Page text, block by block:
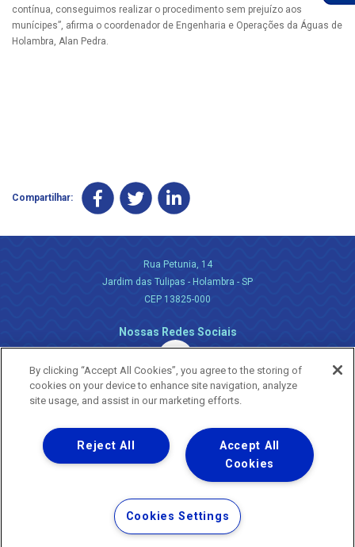
contínua, conseguimos realizar o procedimento sem prejuízo aos
munícipes”, afirma o coordenador de Engenharia e Operações da Águas de
Holambra, Alan Pedra.
Compartilhar:
Rua Petunia, 14
Jardim das Tulipas - Holambra - SP
CEP 13825-000
Nossas Redes Sociais
Uma empresa
Copyright ® 2026 - Todos os Direitos Reservados.
Nossa natureza movimenta a vida
Termos Gerais de Uso de Sites e Aplicativos
Política de Privacidade e Proteção de Dados
By clicking “Accept All Cookies”, you agree to the storing of
cookies on your device to enhance site navigation, analyze
site usage, and assist in our marketing efforts.
Accept All
Cookies
Reject All
Cookies Settings